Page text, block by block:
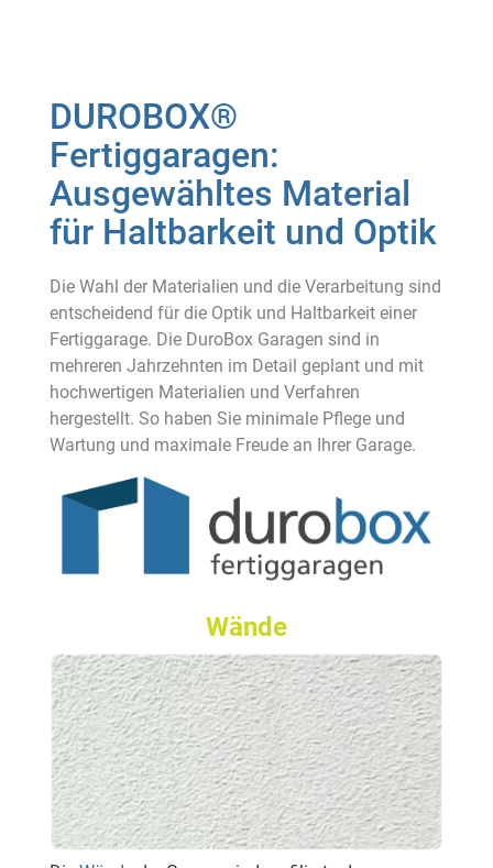
DUROBOX®
Fertiggaragen:
Ausgewähltes Material
für Haltbarkeit und Optik
Die Wahl der Materialien und die Verarbeitung sind
entscheidend für die Optik und Haltbarkeit einer
Fertiggarage. Die DuroBox Garagen sind in
mehreren Jahrzehnten im Detail geplant und mit
hochwertigen Materialien und Verfahren
hergestellt. So haben Sie minimale Pflege und
Wartung und maximale Freude an Ihrer Garage.
Wände